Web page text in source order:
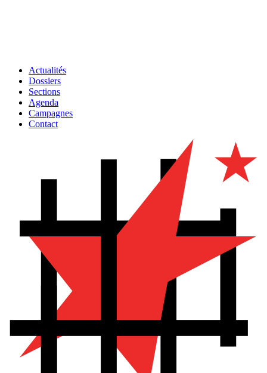
Actualités
Dossiers
Sections
Agenda
Campagnes
Contact